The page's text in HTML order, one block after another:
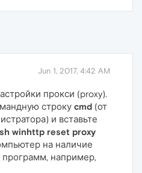
Jun 1, 2017, 4:42 AM
прокси (proxy).
строку cmd (от
и вставьте
winhttp reset proxy
на наличие
например,